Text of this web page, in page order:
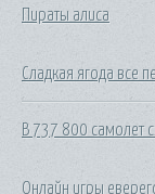
Пираты алиса
Сладкая ягода все
В 737 800 самолет
Онлайн игры